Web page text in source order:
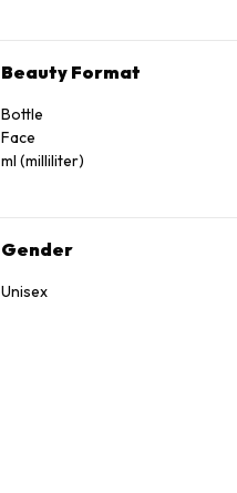
Beauty Format
Bottle
Face
ml (milliliter)
Gender
Unisex